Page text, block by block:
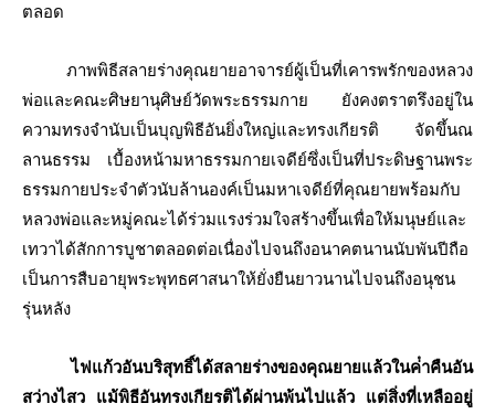
ตลอด
ภาพพิธีสลายร่างคุณยายอาจารย์ผู้เป็นที่เคารพรักของหลวง
พ่อและคณะศิษยานุศิษย์วัดพระธรรมกาย ยังคงตราตรึงอยู่ใน
ความทรงจํานับเป็นบุญพิธีอันยิ่งใหญ่และทรงเกียรติ จัดขึ้นณ
ลานธรรม เบื้องหน้ามหาธรรมกายเจดีย์ซึ่งเป็นที่ประดิษฐานพระ
ธรรมกายประจําตัวนับล้านองค์เป็นมหาเจดีย์ที่คุณยายพร้อมกับ
หลวงพ่อและหมู่คณะได้ร่วมแรงร่วมใจสร้างขึ้นเพื่อให้มนุษย์และ
เทวาได้สักการบูชาตลอดต่อเนื่องไปจนถึงอนาคตนานนับพันปีถือ
เป็นการสืบอายุพระพุทธศาสนาให้ยั่งยืนยาวนานไปจนถึงอนุชน
รุ่นหลัง
ไฟแก้วอันบริสุทธิ์ได้สลายร่างของคุณยายแล้วในค่ําคืนอัน
สว่างไสว แม้พิธีอันทรงเกียรติได้ผ่านพ้นไปแล้ว แต่สิ่งที่เหลืออยู่